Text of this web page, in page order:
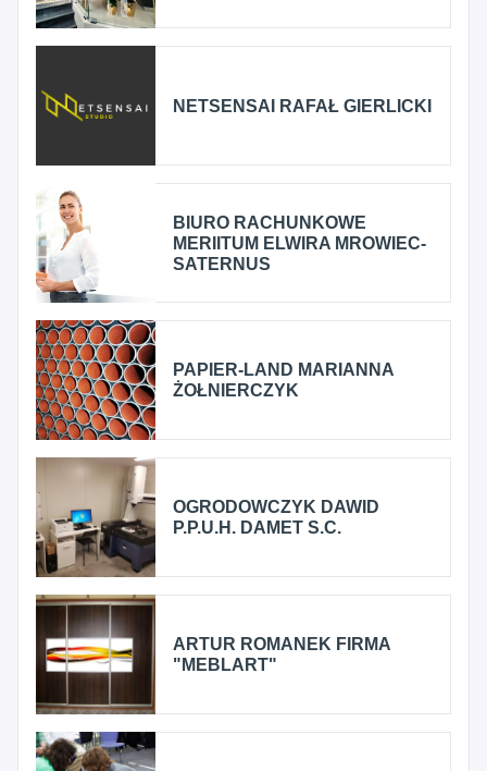
NETSENSAI RAFAŁ GIERLICKI
BIURO RACHUNKOWE
MERIITUM ELWIRA MROWIEC-
SATERNUS
PAPIER-LAND MARIANNA
ŻOŁNIERCZYK
OGRODOWCZYK DAWID
P.P.U.H. DAMET S.C.
ARTUR ROMANEK FIRMA
"MEBLART"